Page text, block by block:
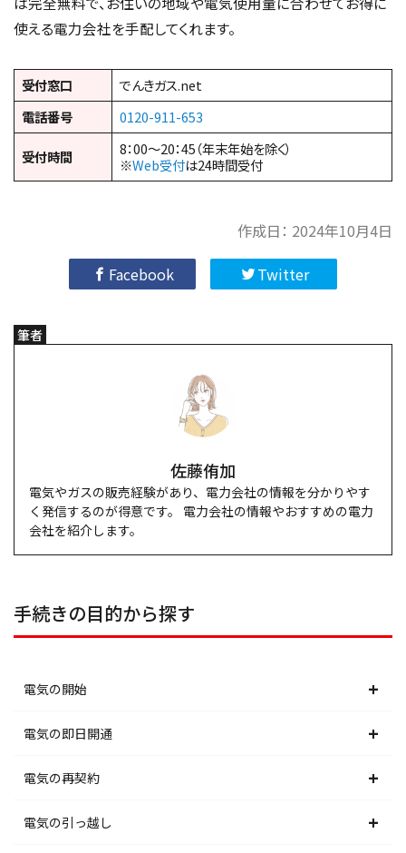
使える電力会社を手配してくれます。
受付窓口
でんきガス.net
電話番号
0120-911-653
受付時間
8：00～20：45（年末年始を除く）
※Web受付は24時間受付
作成日： 2024年10月4日
Facebook
Twitter
筆者
佐藤侑加
電気やガスの販売経験があり、電力会社の情報を分かりやす
く発信するのが得意です。 電力会社の情報やおすすめの電力
会社を紹介します。
手続きの目的から探す
電気の開始
北海道電力エリア
東北電力エリア
東京電力エリア
電気の即日開通
北海道電力エリア
東北電力エリア
電気の再契約
北海道電力エリア
電気の引っ越し